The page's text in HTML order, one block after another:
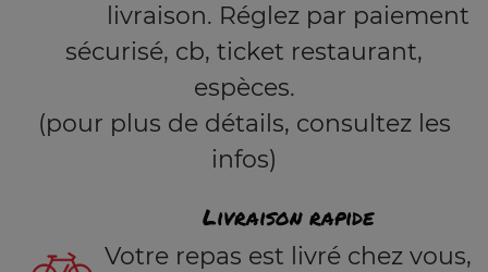
livraison. Réglez par paiement
sécurisé, cb, ticket restaurant,
espèces.
(pour plus de détails, consultez les
infos)
Livraison rapide
Votre repas est livré chez vous,